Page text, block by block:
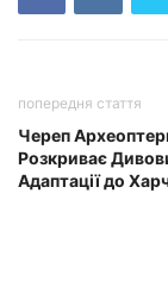
попередня стаття
Череп
Розкриває
Адаптації до